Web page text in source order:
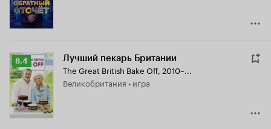
Рейтинг
Кинопоиска
8.4
8.4 Лучший пекарь Британии
The Great British Bake Off, 2010–...
Великобритания • игра